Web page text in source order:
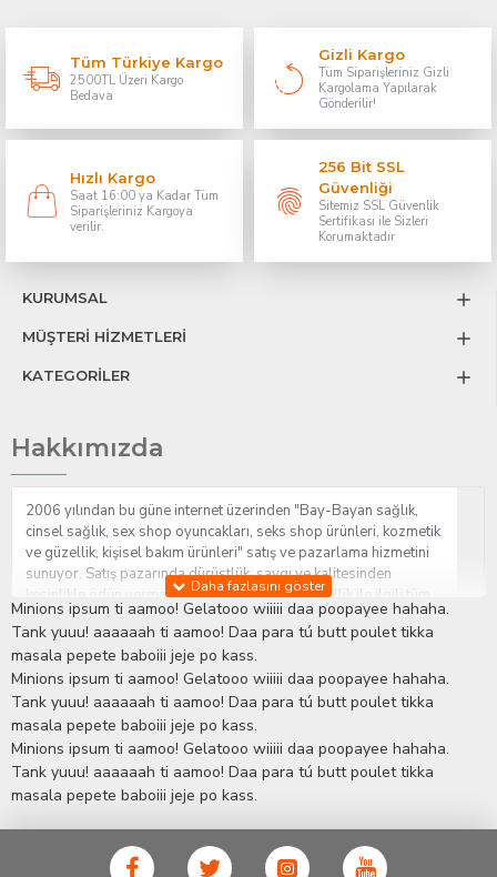
Tüm Türkiye Kargo
2500TL Üzeri Kargo
Bedava
Gizli Kargo
Tüm Siparişleriniz Gizli
Kargolama Yapılarak
Gönderilir!
Hızlı Kargo
Saat 16:00 ya Kadar Tüm
Siparişleriniz Kargoya
verilir.
256 Bit SSL
Güvenliği
Sitemiz SSL Güvenlik
Sertifikası ile Sizleri
Korumaktadır
KURUMSAL
MÜŞTERİ HİZMETLERİ
KATEGORİLER
Hakkımızda
2006 yılından bu güne internet üzerinden "Bay-Bayan sağlık,
cinsel sağlık, sex shop oyuncakları, seks shop ürünleri, kozmetik
ve güzellik, kişisel bakım ürünleri" satış ve pazarlama hizmetini
sunuyor. Satış pazarında dürüstlük, saygı ve kalitesinden
kesinlikle ödün vermeden hizmet sağlık ve güzellik ile ilgili tüm
sorularınıza anında cevap verebilen Yetkin ve uzman kadrosu ile
ihtiyaçlarınızı en uygun fiyat ve taksit seçenekleriyle karşılıyor.
İstanbul beylikdüzü Erotik Shop sitemizde insan odaklı çalışma
stratejimiz ile müşterilerimizin yaşamlarında mutlu, sağlıklı ve
bakımlı olmaları için onlara sağlık ve güzellik danışmanlığı
sağlıyoruz.Sex ShopAlışveriş sitemiz Erotik Shop sektöründeki
gelişmeleri ve yenilikleri çok yakından takip etmesi, yaklaşık
5000'e yakın geniş ürün yelpazesi ile Türkiye'de bu sektörde
kendi alanımızda en geniş ürün gurubuna sahip ender
mağazalardan biri olması, müşteri memnuniyetini her zaman ön
planda tutan yaklaşımcı ve yenilikçi servislerin geliştirilmesi
konusundaki becerileri ile kendisine Cinsel Ürün hayatında lider
ve kalıcı bir yer edinmiştir.
Minions ipsum ti aamoo! Gelatooo wiiiii daa poopayee hahaha.
Tank yuuu! aaaaaah ti aamoo! Daa para tú butt poulet tikka
masala pepete baboiii jeje po kass.
Minions ipsum ti aamoo! Gelatooo wiiiii daa poopayee hahaha.
Tank yuuu! aaaaaah ti aamoo! Daa para tú butt poulet tikka
masala pepete baboiii jeje po kass.
Minions ipsum ti aamoo! Gelatooo wiiiii daa poopayee hahaha.
Tank yuuu! aaaaaah ti aamoo! Daa para tú butt poulet tikka
masala pepete baboiii jeje po kass.